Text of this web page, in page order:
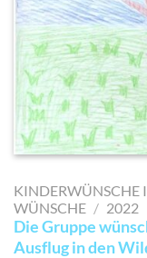
KINDERWÜNSCHE
WÜNSCHE / 2022
Die Gruppe
Ausflug in den